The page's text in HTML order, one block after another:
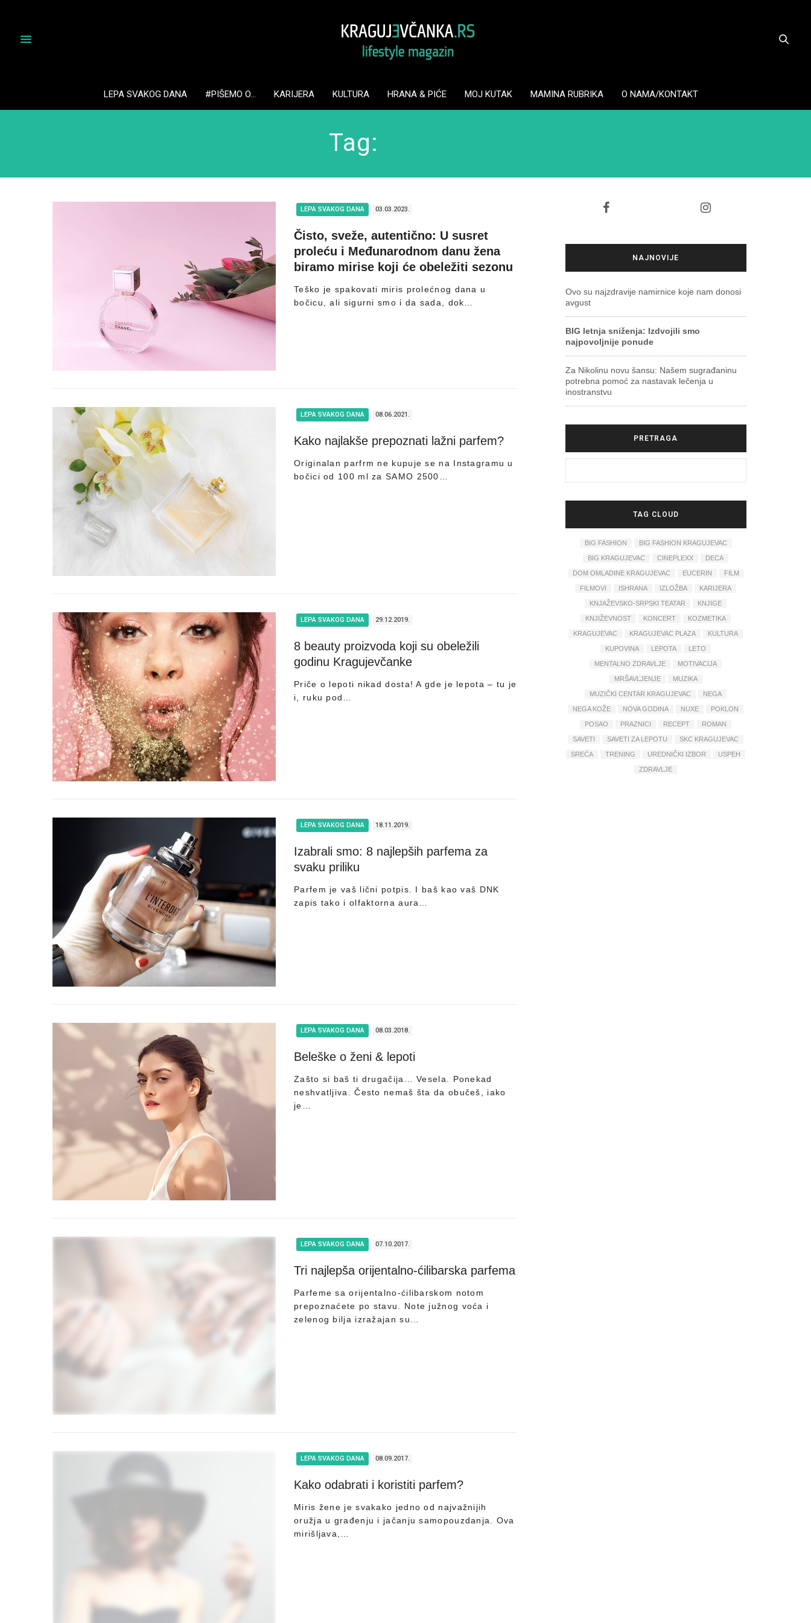
LEPA SVAKOG DANA #PIŠEMO O… KARIJERA KULTURA HRANA & PIĆE MOJ KUTAK MAMINA RUBRIKA O NAMA/KONTAKT
Tag:
LEPA SVAKOG DANA 03.03.2023.
Čisto, sveže, autentično: U susret
proleću i Međunarodnom danu žena
biramo mirise koji će obeležiti sezonu
Teško je spakovati miris prolećnog dana u
bočicu, ali sigurni smo i da sada, dok…
LEPA SVAKOG DANA 08.06.2021.
Kako najlakše prepoznati lažni parfem?
Originalan parfrm ne kupuje se na Instagramu u
bočici od 100 ml za SAMO 2500…
LEPA SVAKOG DANA 29.12.2019.
8 beauty proizvoda koji su obeležili
godinu Kragujevčanke
Priče o lepoti nikad dosta! A gde je lepota – tu je
i, ruku pod…
LEPA SVAKOG DANA 18.11.2019.
Izabrali smo: 8 najlepših parfema za
svaku priliku
Parfem je vaš lični potpis. I baš kao vaš DNK
zapis tako i olfaktorna aura…
LEPA SVAKOG DANA 08.03.2018.
Beleške o ženi & lepoti
Zašto si baš ti drugačija… Vesela. Ponekad
neshvatljiva. Često nemaš šta da obučeš, iako
je…
LEPA SVAKOG DANA 07.10.2017.
Tri najlepša orijentalno-ćilibarska parfema
Parfeme sa orijentalno-ćilibarskom notom
prepoznaćete po stavu. Note južnog voća i
zelenog bilja izražajan su…
LEPA SVAKOG DANA 08.09.2017.
Kako odabrati i koristiti parfem?
Miris žene je svakako jedno od najvažnijih
oružja u građenju i jačanju samopouzdanja. Ova
mirišljava,…
NAJNOVIJE
Ovo su najzdravije namirnice koje nam donosi
avgust
BIG letnja sniženja: Izdvojili smo
najpovoljnije ponude
Za Nikolinu novu šansu: Našem sugrađaninu
potrebna pomoć za nastavak lečenja u
inostranstvu
PRETRAGA
TAG CLOUD
BIG FASHION BIG FASHION KRAGUJEVAC
BIG KRAGUJEVAC CINEPLEXX DECA
DOM OMLADINE KRAGUJEVAC EUCERIN FILM
FILMOVI ISHRANA IZLOŽBA KARIJERA
KNJAŽEVSKO-SRPSKI TEATAR KNJIGE
KNJIŽEVNOST KONCERT KOZMETIKA
KRAGUJEVAC KRAGUJEVAC PLAZA KULTURA
KUPOVINA LEPOTA LETO
MENTALNO ZDRAVLJE MOTIVACIJA
MRŠAVLJENJE MUZIKA
MUZIČKI CENTAR KRAGUJEVAC NEGA
NEGA KOŽE NOVA GODINA NUXE POKLON
POSAO PRAZNICI RECEPT ROMAN
SAVETI SAVETI ZA LEPOTU SKC KRAGUJEVAC
SREĆA TRENING UREDNIČKI IZBOR USPEH
ZDRAVLJE